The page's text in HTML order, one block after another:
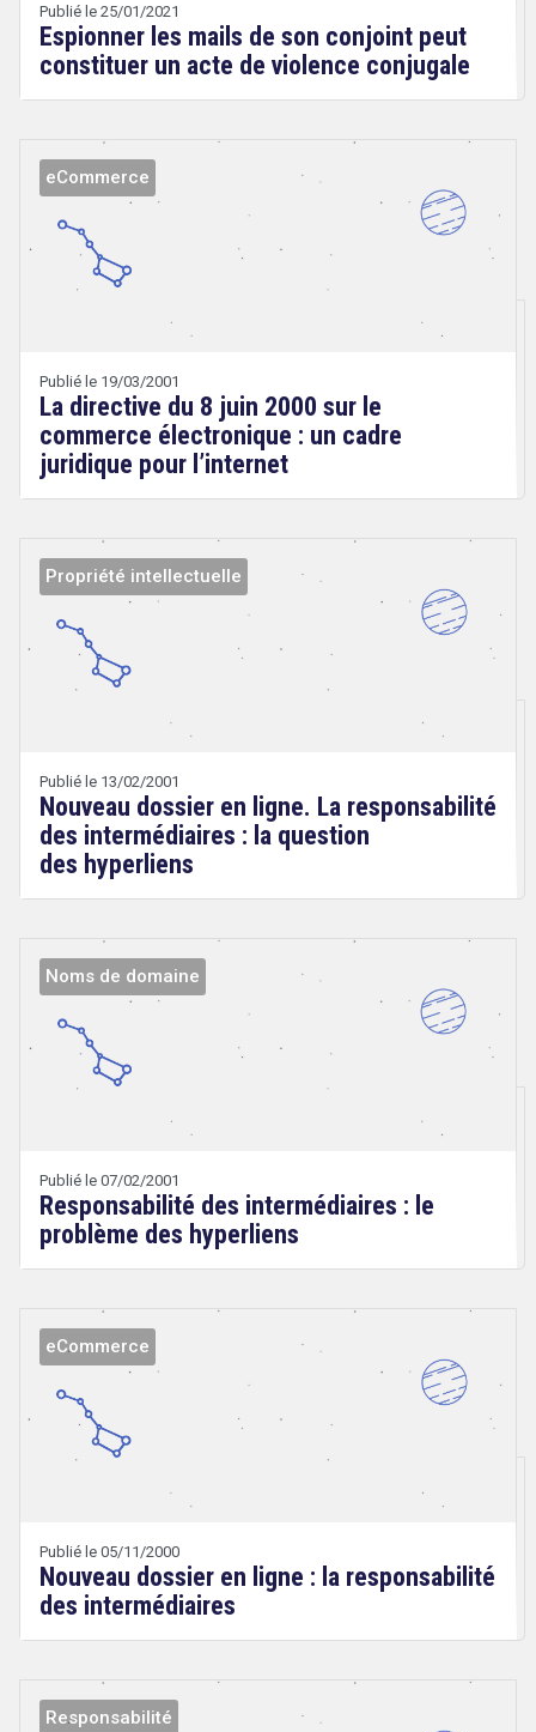
Publié le 25/01/2021
Espionner les mails de son conjoint peut
constituer un acte de violence conjugale
eCommerce
Publié le 19/03/2001
La directive du 8 juin 2000 sur le
commerce électronique : un cadre
juridique pour l’internet
Droit
Technologies
Propriété intellectuelle
Publié le 13/02/2001
Nouveau dossier en ligne. La responsabilité
des intermédiaires : la question
des hyperliens
Droit
Technologies
Noms de domaine
Publié le 07/02/2001
Responsabilité des intermédiaires : le
problème des hyperliens
Droit
Technologies
eCommerce
Publié le 05/11/2000
Nouveau dossier en ligne : la responsabilité
des intermédiaires
Responsabilité